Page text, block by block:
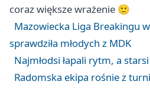
coraz większe wrażenie 🙂
Mazowiecka Liga Breakingu
sprawdziła młodych z MDK
Najmłodsi łapali rytm, a
Radomska ekipa rośnie z